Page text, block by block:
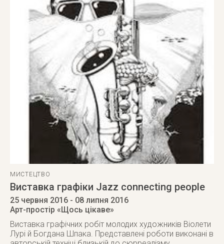
МИСТЕЦТВО
Виставка графіки Jazz connecting people
25 червня 2016 - 08 липня 2016
Арт-простір «Щось цікаве»
Виставка графічних робіт молодих художників Віолети
Лурі й Богдана Шпака. Представлені роботи виконані в